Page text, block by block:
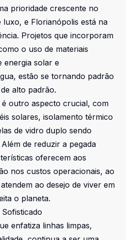
prioridade crescente no
luxo, e Florianópolis está na
Projetos que incorporam
o uso de materiais
energia solar e
estão se tornando padrão
alto padrão.
é outro aspecto crucial, com
solares, isolamento térmico
de vidro duplo sendo
de reduzir a pegada
oferecem aos
nos custos operacionais, ao
ao desejo de viver em
o planeta.
enfatiza linhas limpas,